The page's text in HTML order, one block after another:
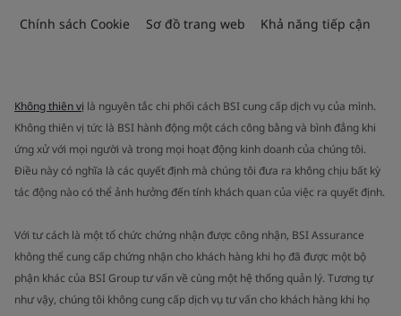
Chính sách Cookie Sơ đồ trang web Khả năng tiếp cận
Không thiên vị là nguyên tắc chi phối cách BSI cung cấp dịch vụ của mình.
Không thiên vị tức là BSI hành động một cách công bằng và bình đẳng khi
ứng xử với mọi người và trong mọi hoạt động kinh doanh của chúng tôi.
Điều này có nghĩa là các quyết định mà chúng tôi đưa ra không chịu bất kỳ
tác động nào có thể ảnh hưởng đến tính khách quan của việc ra quyết định.
Với tư cách là một tổ chức chứng nhận được công nhận, BSI Assurance
không thể cung cấp chứng nhận cho khách hàng khi họ đã được một bộ
phận khác của BSI Group tư vấn về cùng một hệ thống quản lý. Tương tự
như vậy, chúng tôi không cung cấp dịch vụ tư vấn cho khách hàng khi họ